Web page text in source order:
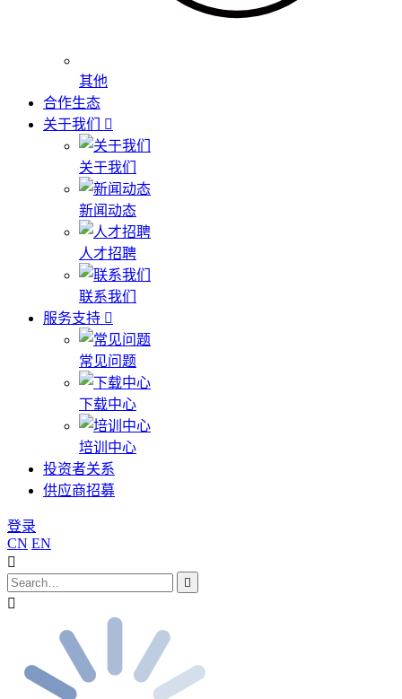
其他
合作生态
关于我们
关于我们
新闻动态
人才招聘
联系我们
服务支持
常见问题
下载中心
培训中心
投资者关系
供应商招募
登录
CN EN